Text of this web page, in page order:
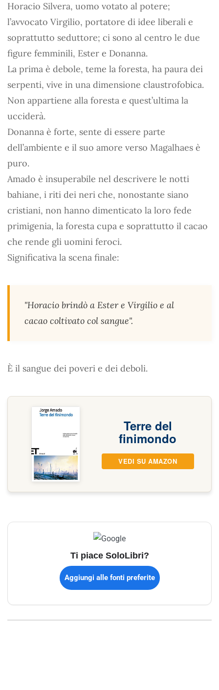
Horacio Silvera, uomo votato al potere;
l’avvocato Virgilio, portatore di idee liberali e
soprattutto seduttore; ci sono al centro le due
figure femminili, Ester e Donanna.
La prima è debole, teme la foresta, ha paura dei
serpenti, vive in una dimensione claustrofobica.
Non appartiene alla foresta e quest’ultima la
ucciderà.
Donanna è forte, sente di essere parte
dell’ambiente e il suo amore verso Magalhaes è
puro.
Amado è insuperabile nel descrivere le notti
bahiane, i riti dei neri che, nonostante siano
cristiani, non hanno dimenticato la loro fede
primigenia, la foresta cupa e soprattutto il cacao
che rende gli uomini feroci.
Significativa la scena finale:
"Horacio brindò a Ester e Virgilio e al
cacao coltivato col sangue".
È il sangue dei poveri e dei deboli.
Terre del
finimondo
VEDI SU AMAZON
Ti piace SoloLibri?
Aggiungi alle fonti preferite